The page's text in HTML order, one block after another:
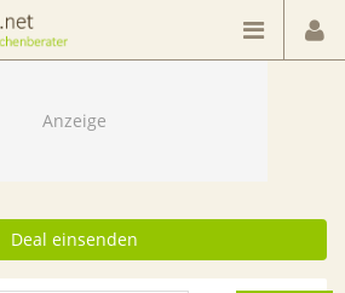
Deal einsenden